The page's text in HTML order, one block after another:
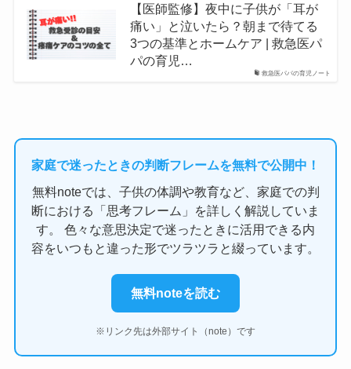
救急医パパの育児ノート
【医師監修】夜中に子供が「耳が
痛い」と泣いたら？朝まで待てる
3つの基準とホームケア | 救急医パ
パの育児…
家庭で迷ったときの判断フレームを無料で公開中！
無料noteでは、子供の体調や教育など、家庭での判
断における「思考フレーム」を詳しく解説していま
す。 色々な意思決定で迷ったときに活用できる内
容をいつもと違った形でツラツラと綴っています。
無料noteを読む
※リンク先は外部サイト（note）です